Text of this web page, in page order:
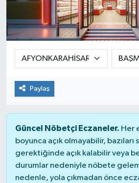
Paylaş
Güncel Nöbetçi Eczaneler. Her
boyunca açık olmayabilir, bazıları
gerektiğinde açık kalabilir veya
durumlar nedeniyle nöbete
nedenle, yola çıkmadan önce
Güvenlik
Kültür-Sanat
Magazin
Özel Haber
Sağlık
Siyaset